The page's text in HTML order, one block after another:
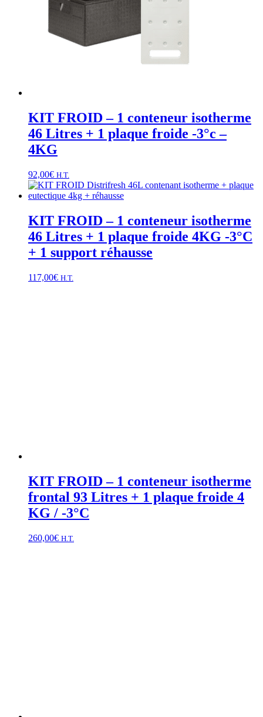
KIT FROID – 1 conteneur isotherme
46 Litres + 1 plaque froide -3°c –
4KG
92,00€ H.T.
KIT FROID – 1 conteneur isotherme
46 Litres + 1 plaque froide 4KG -3°C
+ 1 support réhausse
117,00€ H.T.
KIT FROID – 1 conteneur isotherme
frontal 93 Litres + 1 plaque froide 4
KG / -3°C
260,00€ H.T.